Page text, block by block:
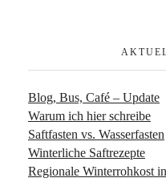
Blog, Bus, Café – Update
Warum ich hier schreibe
Saftfasten vs. Wasserfasten
Winterliche Saftrezepte
Regionale Winterrohkost